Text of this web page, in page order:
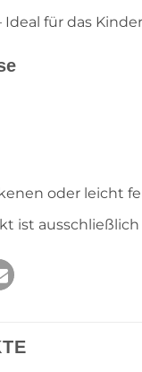
Ideal für das
oder leicht
ist